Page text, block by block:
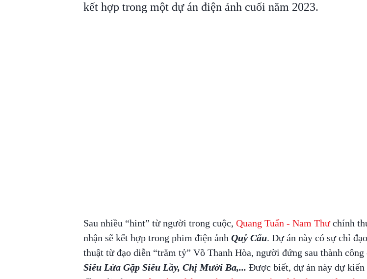
kết hợp trong một dự án điện ảnh cuối năm 2023.
Sau nhiều “hint” từ người trong cuộc, Quang Tuấn - Nam Thưchính
nhận sẽ kết hợp trong phim điện ảnh Quỷ Cẩu. Dự án này có sự chỉ
thuật từ đạo diễn “trăm tỷ” Võ Thanh Hòa, người đứng sau thành công
Siêu Lừa Gặp Siêu Lầy, Chị Mười Ba,... Được biết, dự án này dự kiến